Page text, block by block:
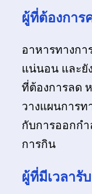
ผู้ที่ต้องกา
อาหารทางก
แน่นอน และยั
ที่ต้องการลด
วางแผนการ
กับการออกก
การกิน
ผู้ที่มีเวลารั